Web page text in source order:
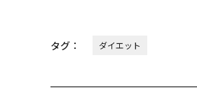
タグ： ダイエット